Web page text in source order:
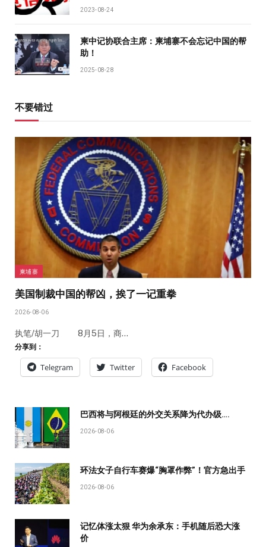
2023-08-24
柬中记协联合主席：柬埔寨不会忘记中国的帮
助！
2025-08-28
不要错过
柬埔寨
美国制裁中国的帮凶，挨了一记重拳
2026-08-06
执笔/胡一刀 8月5日，商…
分享到：
Telegram Twitter Facebook
巴西将与阿根廷的外交关系降为代办级….
2026-08-06
环法女子自行车赛爆“胸罩作弊”！官方急出手
2026-08-06
记忆体涨太狠 华为余承东：手机随后恐大涨
价